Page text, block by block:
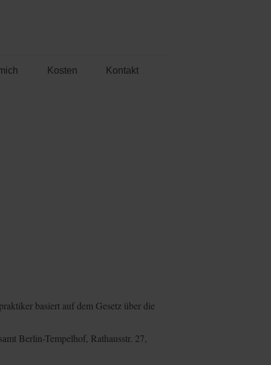
Kosten Kontakt
basiert auf dem Gesetz über die
Berlin-Tempelhof, Rathausstr. 27,